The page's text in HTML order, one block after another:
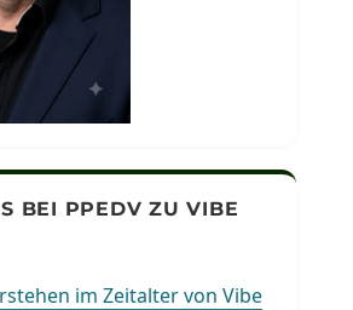
BEI PPEDV ZU VIBE
im Zeitalter von Vibe